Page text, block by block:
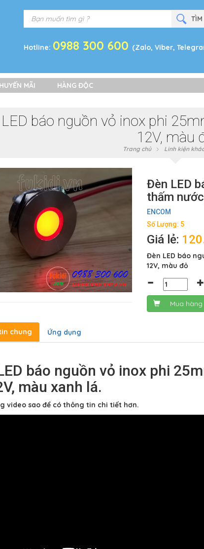
Hotline: 0988 300 600 (Zalo, Viber,
MÃI HÀNG ĐỘC
báo nguồn vỏ inox phi
12V, màu
Trang chủ Linh kiện khác
Đèn LED
thấm
ENCOM
Số Lượng: 5
Giá lẻ:
Đèn LED báo
12V, màu đỏ
Mua hàng
chung Ứng dụng
báo nguồn vỏ inox phi
màu xanh lá.
video sao để có thông tin chi tiết hơn.